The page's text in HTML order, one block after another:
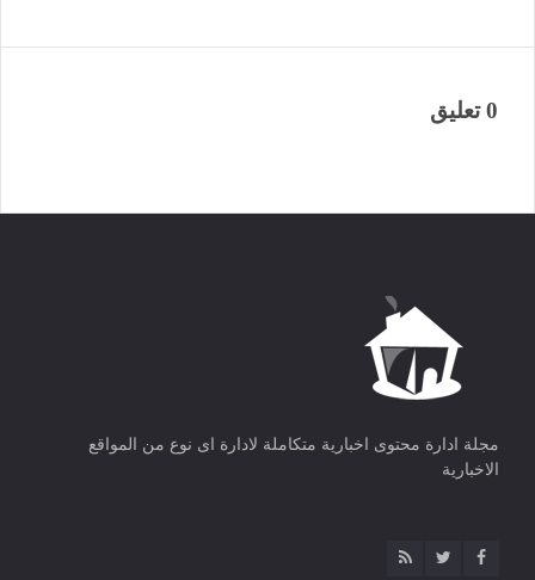
0 تعليق
مجلة ادارة محتوى اخبارية متكاملة لادارة اى نوع من المواقع
الاخبارية